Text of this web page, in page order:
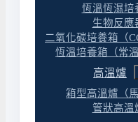
恆溫恆濕培
生物反應
二氧化碳培養箱（
恆溫培養箱（常
高溫爐
箱型高溫爐（馬
管狀高溫
2. 分組操作的桌型
中學實驗課通常以
島型（中央桌）